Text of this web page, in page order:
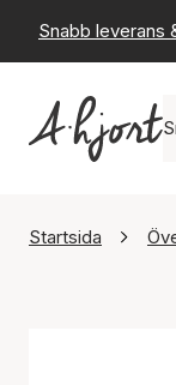
Snabb leverans
Startsida